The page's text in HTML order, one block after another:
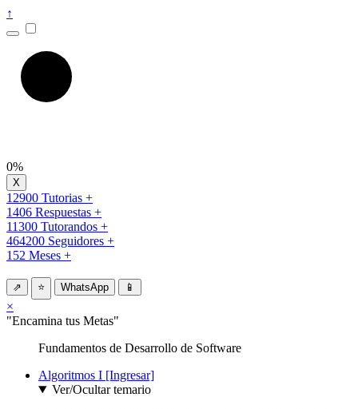
↑
0%
12900 Tutorias +
1406 Respuestas +
11300 Tutorandos +
464200 Seguidores +
152 Meses +
⇗ ⭐ WhatsApp 📱
×
"Encamina tus Metas"
Fundamentos de Desarrollo de Software
Algoritmos I [Ingresar]
Ver/Ocultar temario